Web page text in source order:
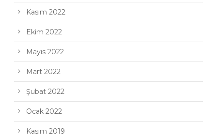
Kasım 2022
Ekim 2022
Mayıs 2022
Mart 2022
Şubat 2022
Ocak 2022
Kasım 2019